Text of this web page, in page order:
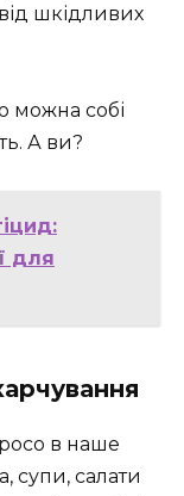
шкідливих
можна собі
А ви?
для
в наше
супи, салати